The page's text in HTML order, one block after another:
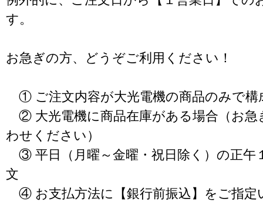
す。
お急ぎの方、どうぞご利用ください！
① ご注文内容が大光電機の商品のみで構
② 大光電機に商品在庫がある場合（お急
わせください）
③ 平日（月曜～金曜・祝日除く）の正午
文
④ お支払方法に【銀行前振込】をご指定